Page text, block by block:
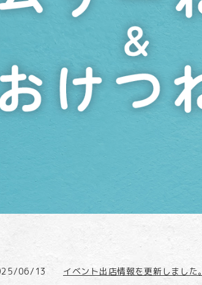
06/13 イベント出店情報を更新しました。